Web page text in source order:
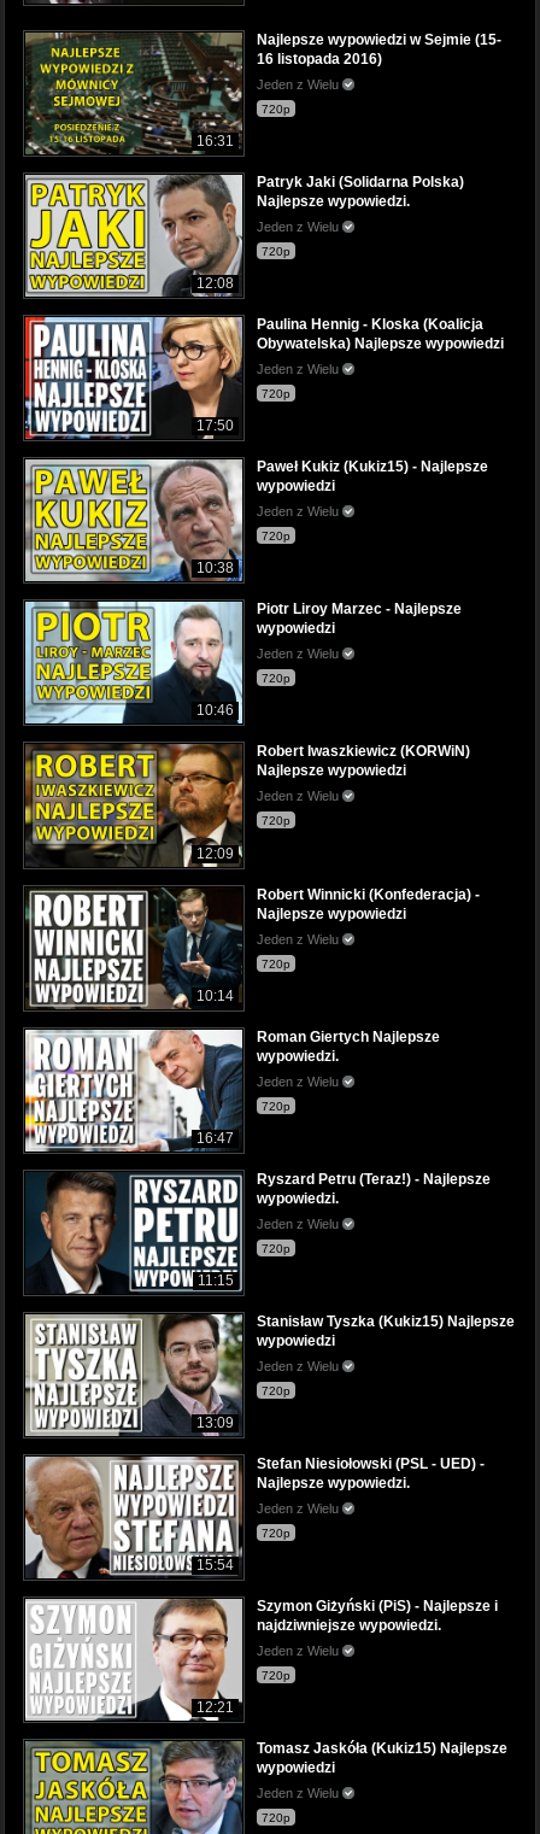
16:31
Najlepsze wypowiedzi w Sejmie (15-
16 listopada 2016)
Jeden z Wielu
720p
12:08
Patryk Jaki (Solidarna Polska)
Najlepsze wypowiedzi.
Jeden z Wielu
720p
17:50
Paulina Hennig - Kloska (Koalicja
Obywatelska) Najlepsze wypowiedzi
Jeden z Wielu
720p
10:38
Paweł Kukiz (Kukiz15) - Najlepsze
wypowiedzi
Jeden z Wielu
720p
10:46
Piotr Liroy Marzec - Najlepsze
wypowiedzi
Jeden z Wielu
720p
12:09
Robert Iwaszkiewicz (KORWiN)
Najlepsze wypowiedzi
Jeden z Wielu
720p
10:14
Robert Winnicki (Konfederacja) -
Najlepsze wypowiedzi
Jeden z Wielu
720p
16:47
Roman Giertych Najlepsze
wypowiedzi.
Jeden z Wielu
720p
11:15
Ryszard Petru (Teraz!) - Najlepsze
wypowiedzi.
Jeden z Wielu
720p
13:09
Stanisław Tyszka (Kukiz15) Najlepsze
wypowiedzi
Jeden z Wielu
720p
15:54
Stefan Niesiołowski (PSL - UED) -
Najlepsze wypowiedzi.
Jeden z Wielu
720p
12:21
Szymon Giżyński (PiS) - Najlepsze i
najdziwniejsze wypowiedzi.
Jeden z Wielu
720p
Tomasz Jaskóła (Kukiz15) Najlepsze
wypowiedzi
Jeden z Wielu
720p